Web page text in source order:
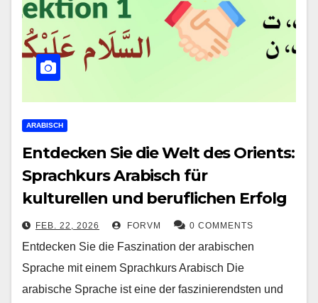
ARABISCH
Entdecken Sie die Welt des Orients:
Sprachkurs Arabisch für
kulturellen und beruflichen Erfolg
FEB. 22, 2026 FORVM 0 COMMENTS
Entdecken Sie die Faszination der arabischen
Sprache mit einem Sprachkurs Arabisch Die
arabische Sprache ist eine der faszinierendsten und